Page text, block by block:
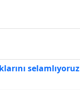
selamlıyoruz